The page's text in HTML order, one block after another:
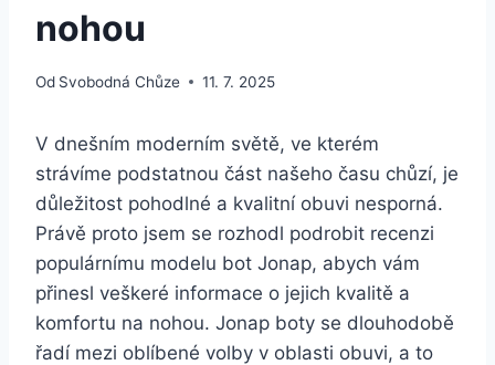
nohou
Od Svobodná Chůze 11. 7. 2025
V dnešním ​moderním světě, ve kterém
strávíme podstatnou část našeho času chůzí,⁣ je⁢
důležitost‍ pohodlné a kvalitní obuvi ​nesporná.
Právě​ proto ⁤jsem se rozhodl podrobit recenzi
populárnímu modelu bot Jonap, ​abych vám
přinesl ​veškeré informace o jejich kvalitě a
komfortu na‍ nohou. Jonap⁤ boty​ se dlouhodobě
⁤řadí mezi oblíbené volby v oblasti ⁤obuvi, a to